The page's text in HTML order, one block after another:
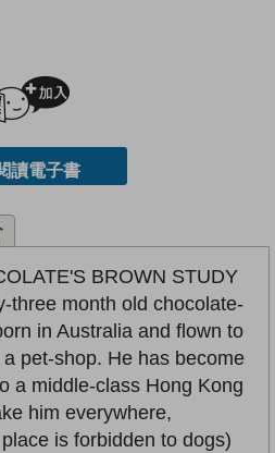
讀電子書
BROWN STUDY
three month old chocolate-
in Australia and flown to
pet-shop. He has become
a middle-class Hong Kong
him everywhere,
is forbidden to dogs)